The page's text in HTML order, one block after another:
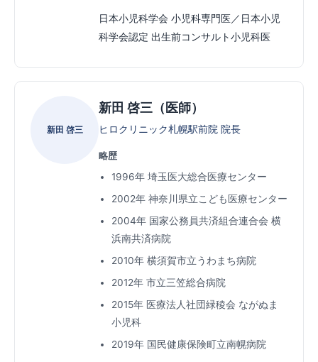
日本小児科学会 小児科専門医／日本小児
科学会認定 出生前コンサルト小児科医
新田 啓三
新田 啓三（医師）
ヒロクリニック札幌駅前院 院長
略歴
1996年 埼玉医大総合医療センター
2002年 神奈川県立こども医療センター
2004年 国家公務員共済組合連合会 横
浜南共済病院
2010年 横須賀市立うわまち病院
2012年 市立三笠総合病院
2015年 医療法人社団緑稜会 ながぬま
小児科
2019年 国民健康保険町立南幌病院